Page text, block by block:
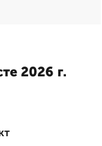
2026 г.